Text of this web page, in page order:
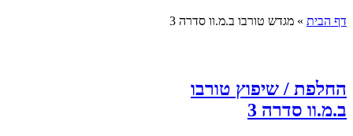
דף הבית» מגדש טורבו ב.מ.וו סדרה 3
החלפת / שיפוץ טורבו
ב.מ.וו סדרה 3